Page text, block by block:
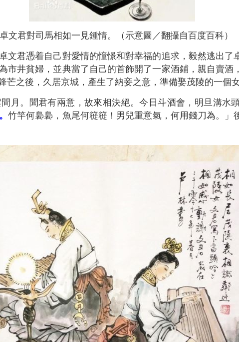
文君對司馬相如一見鍾情。（示意圖／翻攝自百度百科）
文君憑着自己對愛情的憧憬和對幸福的追求，毅然逃出了
市井貧婦，並典當了自己的首飾開了一家酒鋪，親自賣
之後，久居京城，產生了納妾之意，準備娶茂陵的一個
月。聞君有兩意，故來相決絕。今日斗酒會，明旦溝水
竹竿何裊裊，魚尾何簁簁！男兒重意氣，何用錢刀為。」